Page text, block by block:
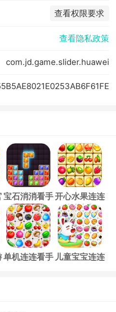
查看权限要求
查看隐私政策
com.jd.game.slider.huawei
宝石消消看手
游
开心水果连连
看手游
单机连连看手 儿童宝宝连连